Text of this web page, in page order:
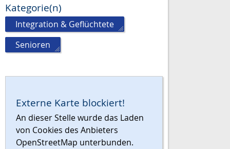
Kategorie(n)
Integration & Geflüchtete
Senioren
Externe Karte blockiert!
An dieser Stelle wurde das Laden
von Cookies des Anbieters
OpenStreetMap unterbunden.